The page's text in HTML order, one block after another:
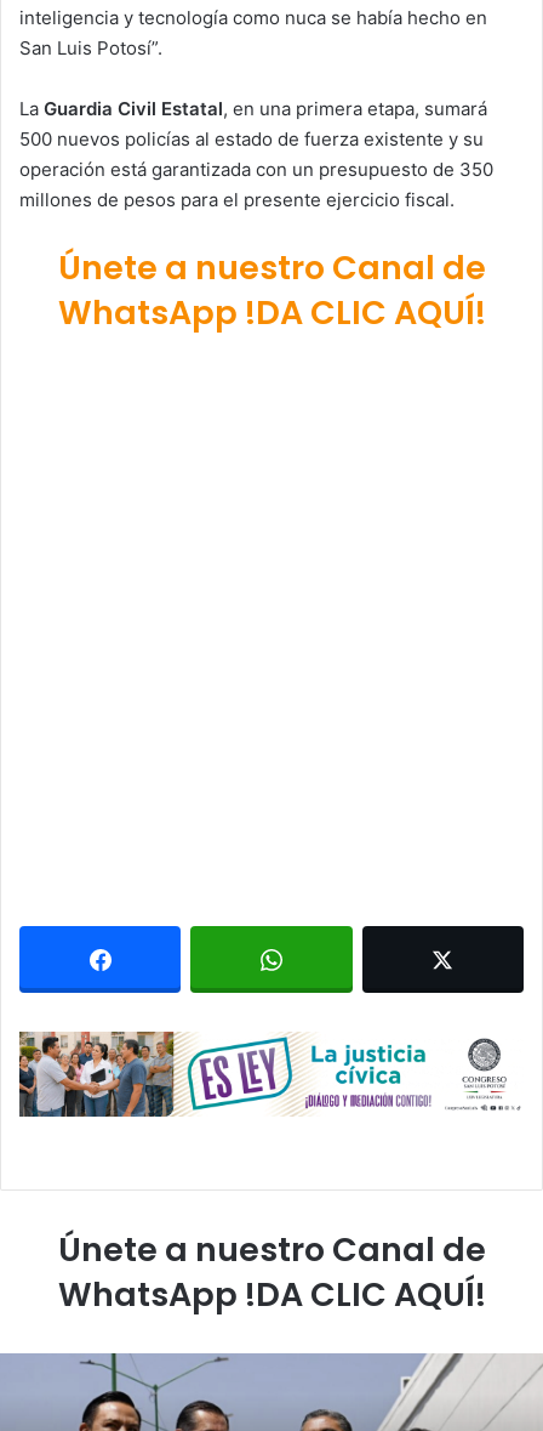
inteligencia y tecnología como nuca se había hecho en
San Luis Potosí”.
La Guardia Civil Estatal, en una primera etapa, sumará
500 nuevos policías al estado de fuerza existente y su
operación está garantizada con un presupuesto de 350
millones de pesos para el presente ejercicio fiscal.
Únete a nuestro Canal de
WhatsApp !DA CLIC AQUÍ!
Únete a nuestro Canal de
WhatsApp !DA CLIC AQUÍ!